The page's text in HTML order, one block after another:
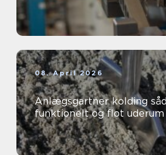
08. April 2026
Anlægsgartner kolding sådan får du et
funktionelt og flot uderum